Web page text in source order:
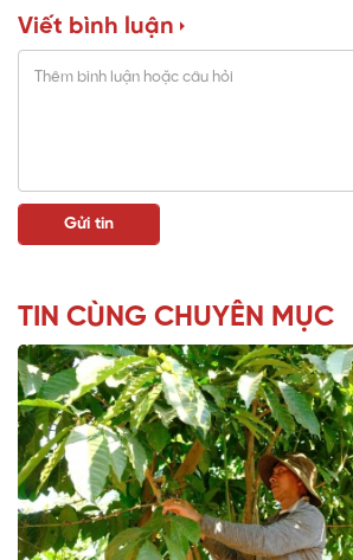
Viết bình luận
TIN CÙNG CHUYÊN MỤC